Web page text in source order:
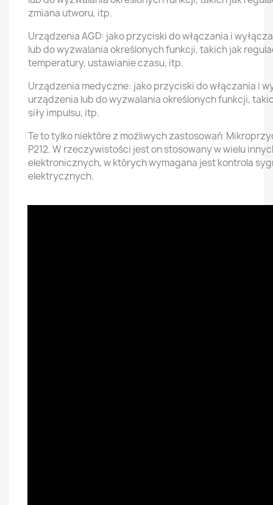
zmiana utworu, itp.
Urządzenia AGD: jako przyciski do włączania i
lub do wyzwalania określonych funkcji, takich jak
temperatury, ustawianie czasu, itp.
Urządzenia medyczne: jako przyciski do włączania i
urządzenia lub do wyzwalania określonych funkcji,
siły impulsu, itp.
Te to tylko niektóre z możliwych zastosowań
P212. W rzeczywistości jest on stosowany w wielu
elektronicznych, w których wymagana jest kontrola
elektrycznych.